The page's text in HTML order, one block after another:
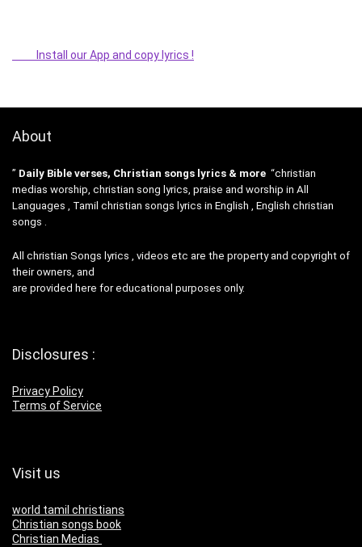
Install our App and copy lyrics !
About
” Daily Bible verses, Christian songs lyrics & more “christian
medias worship, christian song lyrics, praise and worship in All
Languages , Tamil christian songs lyrics in English , English christian
songs .
All christian Songs lyrics , videos etc are the property and copyright of
their owners, and
are provided here for educational purposes only.
Disclosures :
Privacy Policy
Terms of Service
Visit us
world tamil christians
Christian songs book
Christian Medias